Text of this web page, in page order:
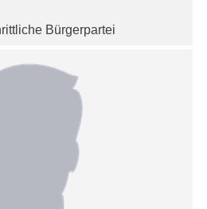
Bürgerpartei